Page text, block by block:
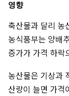
영향
축산물과 달리
농식품부는 양배
증가가 가격 하락
농산물은 기상과
산량이 늘면 가격